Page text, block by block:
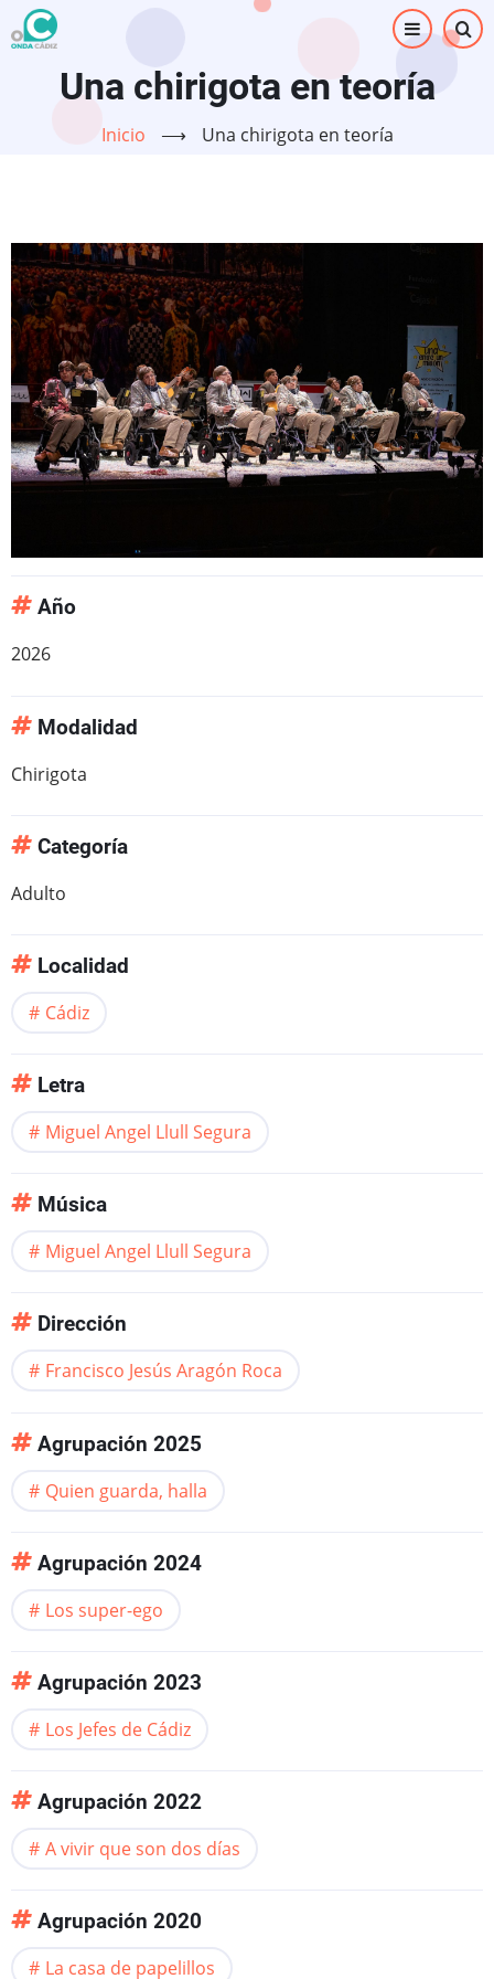
Pasar
al
contenido
principalUna chirigota en teoría
Inicio ⟶ Una chirigota en teoría
Año
2026
Modalidad
Chirigota
Categoría
Adulto
Localidad
Cádiz
Letra
Miguel Angel Llull Segura
Música
Miguel Angel Llull Segura
Dirección
Francisco Jesús Aragón Roca
Agrupación 2025
Quien guarda, halla
Agrupación 2024
Los super-ego
Agrupación 2023
Los Jefes de Cádiz
Agrupación 2022
A vivir que son dos días
Agrupación 2020
La casa de papelillos